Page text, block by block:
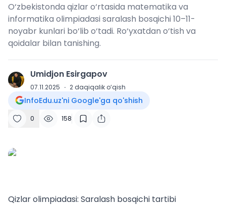
O‘zbekistonda qizlar o‘rtasida matematika va
informatika olimpiadasi saralash bosqichi 10–11-
noyabr kunlari bo‘lib o‘tadi. Ro‘yxatdan o‘tish va
qoidalar bilan tanishing.
U Umidjon Esirgapov
07.11.2025 · 2 daqiqalik o‘qish
InfoEdu.uz'ni Google'ga qo'shish
0 158
Qizlar olimpiadasi: Saralash bosqichi tartibi